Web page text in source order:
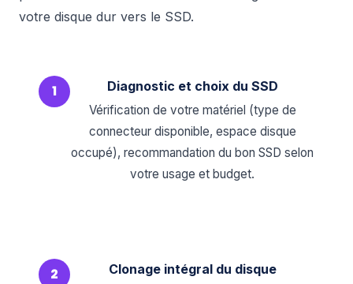
votre disque dur vers le SSD.
1 Diagnostic et choix du SSD
Vérification de votre matériel (type de
connecteur disponible, espace disque
occupé), recommandation du bon SSD selon
votre usage et budget.
2 Clonage intégral du disque